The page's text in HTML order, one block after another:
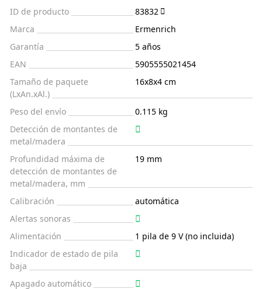
ID de producto
83832
Marca
Ermenrich
Garantía
5 años
EAN
5905555021454
Tamaño de paquete
(LxAn.xAl.)
16x8x4 cm
Peso del envío
0.115 kg
Detección de montantes de
metal/madera
Profundidad máxima de
detección de montantes de
metal/madera, mm
19 mm
Calibración
automática
Alertas sonoras
Alimentación
1 pila de 9 V (no incluida)
Indicador de estado de pila
baja
Apagado automático